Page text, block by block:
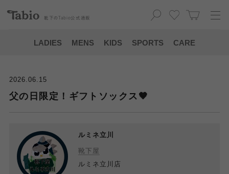
靴下の Tabio 公式通販
LADIES MENS KIDS SPORTS CARE
2026.06.15
父の日限定！ギフトソックス🤎
ルミネ立川
靴下屋
ルミネ立川店